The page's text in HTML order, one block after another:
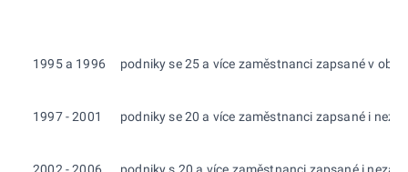
1995 a 1996 podniky se 25 a více zaměstnanci zapsané v
1997 - 2001 podniky se 20 a více zaměstnanci zapsané i
2002 - 2006 podniky s 20 a více zaměstnanci zapsané i